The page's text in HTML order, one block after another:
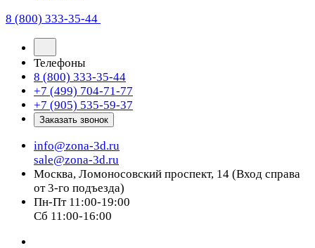
8 (800) 333-35-44
Телефоны
8 (800) 333-35-44
+7 (499) 704-71-77
+7 (905) 535-59-37
Заказать звонок
info@zona-3d.ru
sale@zona-3d.ru
Москва, Ломоносовский проспект, 14 (Вход справа
от 3-го подъезда)
Пн-Пт 11:00-19:00
Сб 11:00-16:00